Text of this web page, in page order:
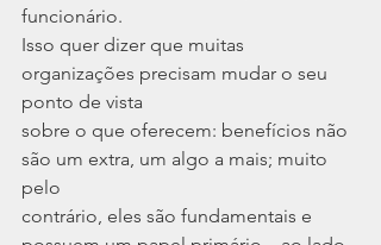
funcionário.
Isso quer dizer que muitas
organizações precisam mudar o seu
ponto de vista
sobre o que oferecem: benefícios não
são um extra, um algo a mais; muito
pelo
contrário, eles são fundamentais e